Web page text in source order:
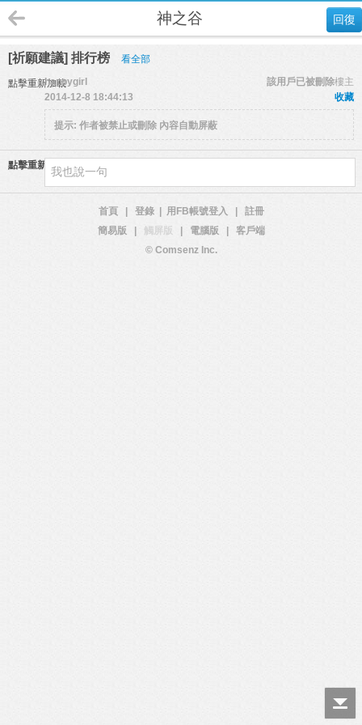
回復
神之谷
[祈願建議] 排行榜 看全部
點擊重新加載 樓主
happygirl
該用戶已被刪除
收藏
2014-12-8 18:44:13
提示: 作者被禁止或刪除 內容自動屏蔽
點擊重新加載
首頁 登錄 用FB帳號登入
註冊
簡易版
觸屏版 電腦版
客戶端
© Comsenz Inc.